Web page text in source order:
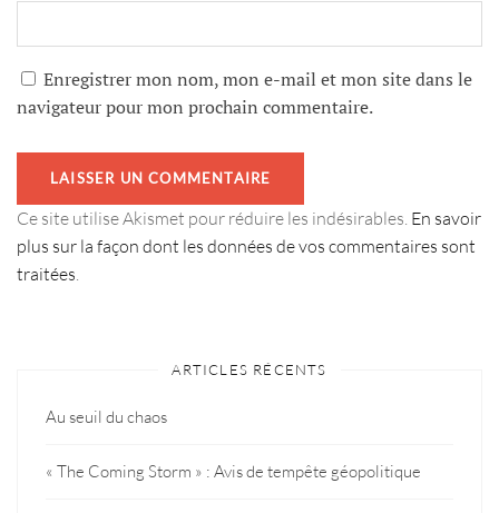
Enregistrer mon nom, mon e-mail et mon site dans le
navigateur pour mon prochain commentaire.
Ce site utilise Akismet pour réduire les indésirables. En savoir
plus sur la façon dont les données de vos commentaires sont
traitées
ARTICLES RÉCENTS
Au seuil du chaos
« The Coming Storm » : Avis de tempête géopolitique